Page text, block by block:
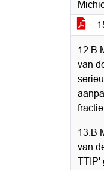
12.B
van
13.B
van
TTIP'